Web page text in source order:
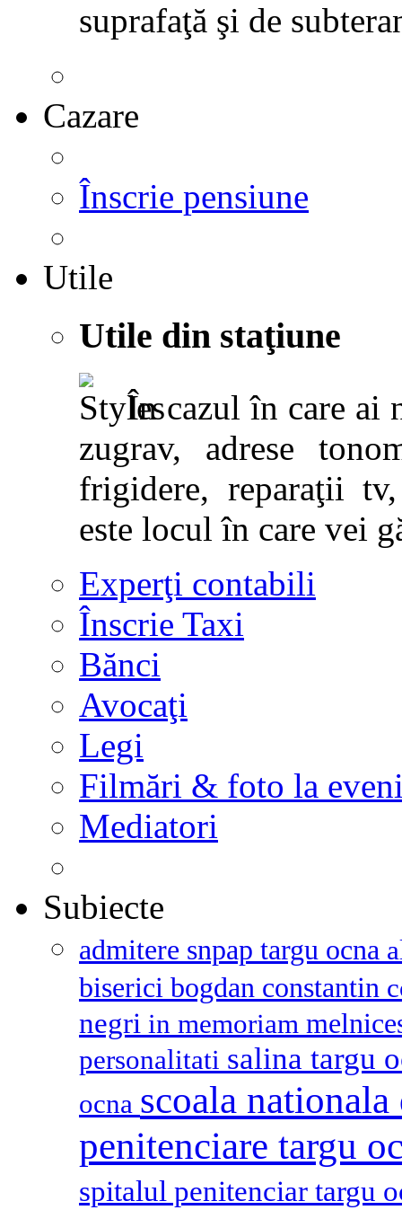
suprafaţă şi de
Cazare
Înscrie pensiune
Utile
Utile din staţiune
În cazul în care ai
zugrav, adrese
frigidere, reparaţii
este locul în care vei
Experţi contabili
Înscrie Taxi
Bănci
Avocaţi
Legi
Filmări & foto la
Mediatori
Subiecte
admitere snpap targu ocna
biserici bogdan constantin
negri in memoriam
personalitati salina targu
ocna scoala
penitenciare targu
spitalul penitenciar targu